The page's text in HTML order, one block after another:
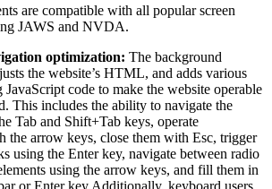
are compatible with all popular screen
JAWS and NVDA.
optimization: The background
the website’s HTML, and adds various
JavaScript code to make the website operable
This includes the ability to navigate the
Tab and Shift+Tab keys, operate
the arrow keys, close them with Esc, trigger
using the Enter key, navigate between radio
using the arrow keys, and fill them in
or Enter key.Additionally, keyboard users